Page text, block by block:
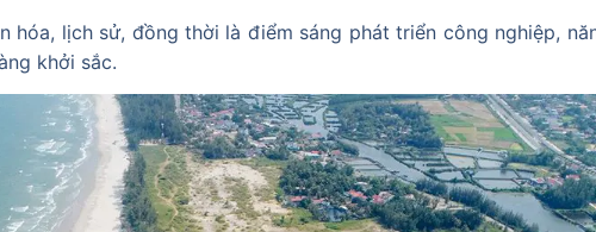
hóa, lịch sử, đồng thời là điểm sáng phát triển công nghiệp,
khởi sắc.